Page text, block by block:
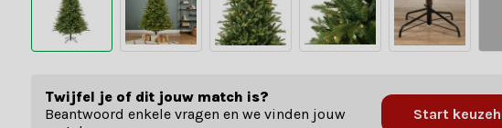
Twijfel je of dit jouw match is?
Beantwoord enkele vragen en we vinden jouw
Start